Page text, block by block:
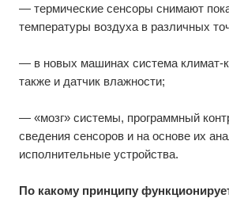
— термические сенсоры снимают
температуры воздуха в различных
— в новых машинах система климат-
также и датчик влажности;
— «мозг» системы, программный
сведения сенсоров и на основе их
исполнительные устройства.
По какому принципу